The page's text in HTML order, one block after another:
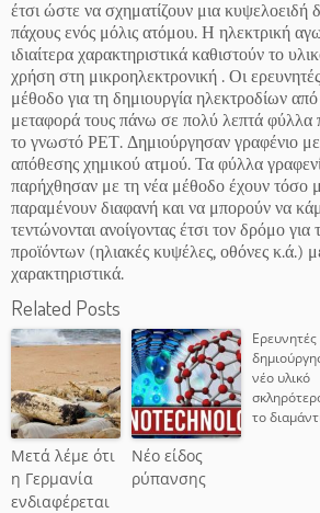
έτσι ώστε να σχηματίζουν μια
πάχους ενός μόλις ατόμου. Η ηλεκτρική
ιδιαίτερα χαρακτηριστικά καθιστούν το
χρήση στη μικροηλεκτρονική . Οι
μέθοδο για τη δημιουργία ηλεκτροδίων
μεταφορά τους πάνω σε πολύ λεπτά
το γνωστό ΡΕΤ. Δημιούργησαν γραφένιο
απόθεσης χημικού ατμού. Τα φύλλα
παρήχθησαν με τη νέα μέθοδο έχουν τόσο
παραμένουν διαφανή και να μπορούν να
τεντώνονται ανοίγοντας έτσι τον δρόμο για
προϊόντων (ηλιακές κυψέλες, οθόνες κ.ά.)
χαρακτηριστικά.
Related Posts
Μετά λέμε ότι
η Γερμανία
ενδιαφέρεται
Νέο είδος
ρύπανσης
Ερευνητές
νέο υλικό
το